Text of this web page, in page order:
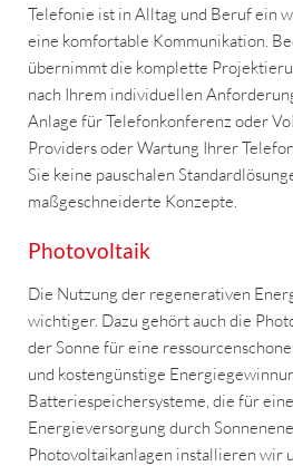
Telefonie ist in Alltag und Beruf ein
eine komfortable Kommunikation.
übernimmt die komplette
nach Ihrem individuellen
Anlage für Telefonkonferenz oder
Providers oder Wartung Ihrer
Sie keine pauschalen
maßgeschneiderte Konzepte.
Photovoltaik
Die Nutzung der regenerativen
wichtiger. Dazu gehört auch die
der Sonne für eine
und kostengünstige
Batteriespeichersysteme, die für
Energieversorgung durch
Photovoltaikanlagen installieren wir